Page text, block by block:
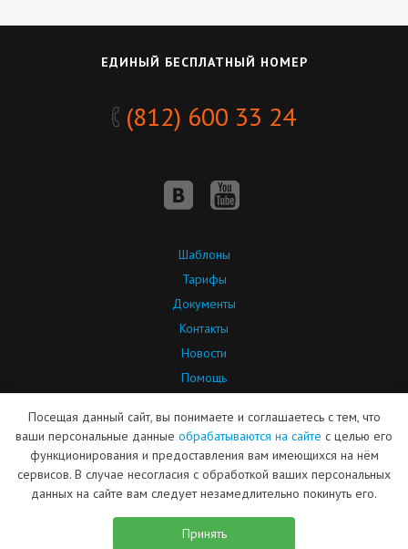
ЕДИНЫЙ БЕСПЛАТНЫЙ НОМЕР
(812) 600 33 24
Шаблоны
Тарифы
Документы
Контакты
Новости
Помощь
Партнерская программа
© ООО «Сайт-Менеджер»
2004—2026
Дизайн сайта — ARTW
Продвижение —
Посещая данный сайт, вы понимаете и соглашаетесь с тем, что
ваши персональные данные обрабатываются на сайте с целью его
функционирования и предоставления вам имеющихся на нём
сервисов. В случае несогласия с обработкой ваших персональных
данных на сайте вам следует незамедлительно покинуть его.
Принять